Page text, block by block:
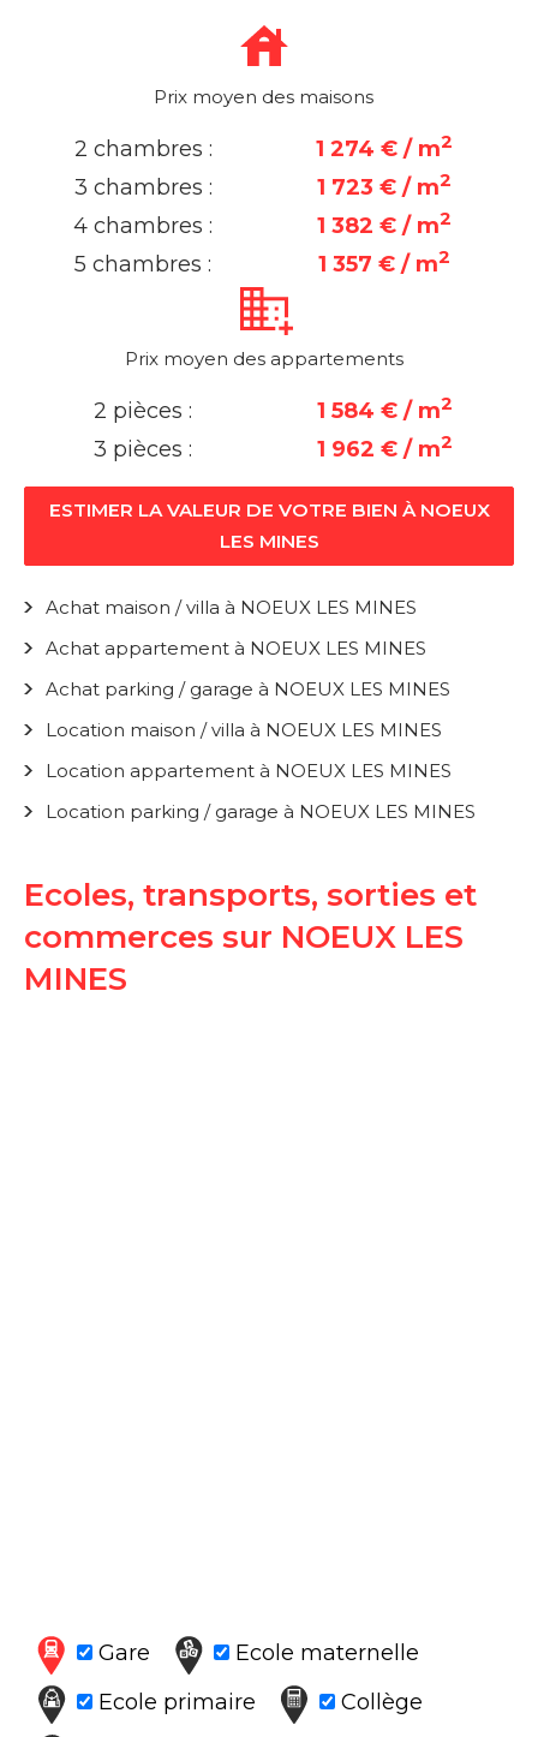
Prix moyen des maisons
2 chambres : 1 274 € / m2
3 chambres : 1 723 € / m2
4 chambres : 1 382 € / m2
5 chambres : 1 357 € / m2
Prix moyen des appartements
2 pièces : 1 584 € / m2
3 pièces : 1 962 € / m2
ESTIMER LA VALEUR DE VOTRE BIEN À NOEUX
LES MINES
Achat maison / villa à NOEUX LES MINES
Achat appartement à NOEUX LES MINES
Achat parking / garage à NOEUX LES MINES
Location maison / villa à NOEUX LES MINES
Location appartement à NOEUX LES MINES
Location parking / garage à NOEUX LES MINES
Ecoles, transports, sorties et
commerces sur NOEUX LES
MINES
Gare
Ecole maternelle
Ecole primaire
Collège